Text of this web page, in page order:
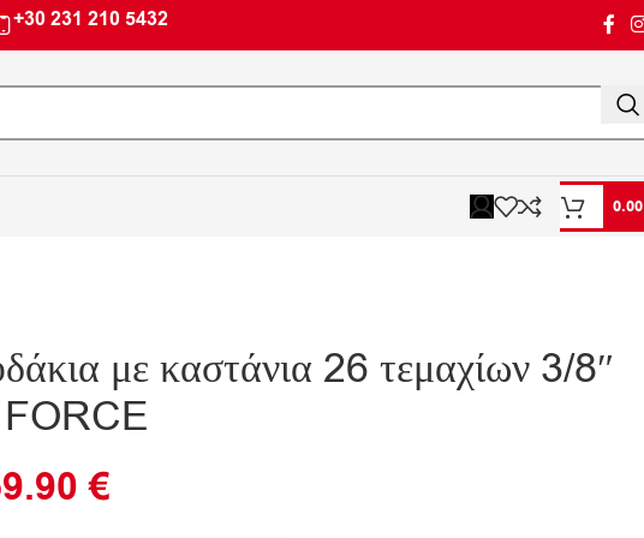
+30 231 210 5432
με καστάνια 26 τεμαχίων 3/8″
FORCE
€